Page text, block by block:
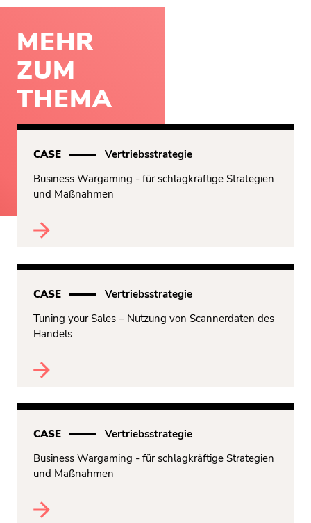
MEHR
ZUM
THEMA
CASE
Vertriebsstrategie
Business Wargaming - für schlagkräftige Strategien
und Maßnahmen
CASE
Vertriebsstrategie
Tuning your Sales – Nutzung von Scannerdaten des
Handels
CASE
Vertriebsstrategie
Business Wargaming - für schlagkräftige Strategien
und Maßnahmen